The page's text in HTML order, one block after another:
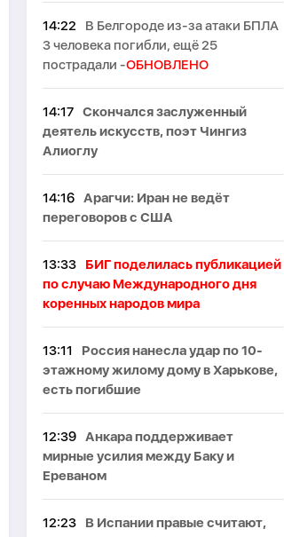
14:22
В Белгороде из-за атаки БПЛА
3 человека погибли, ещё 25
пострадали -ОБНОВЛЕНО
14:17 Скончался заслуженный
деятель искусств, поэт Чингиз
Алиоглу
14:16 Арагчи: Иран не ведёт
переговоров с США
13:33
БИГ поделилась публикацией
по случаю Международного дня
коренных народов мира
13:11
Россия нанесла удар по 10-
этажному жилому дому в Харькове,
есть погибшие
12:39 Анкара поддерживает
мирные усилия между Баку и
Ереваном
12:23
В Испании правые считают,